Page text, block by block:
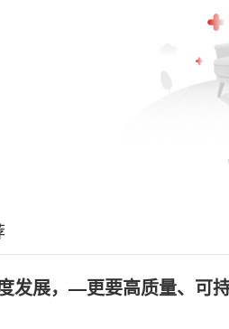
发展，—更要高质量、可